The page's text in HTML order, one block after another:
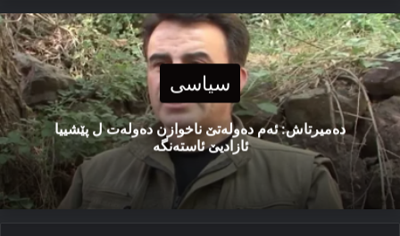
سیاسی
دەمیرتاش: ئەم دەولەتێ ناخوازن دەولەت ل پێشییا
ئازادیێ ئاستەنگە